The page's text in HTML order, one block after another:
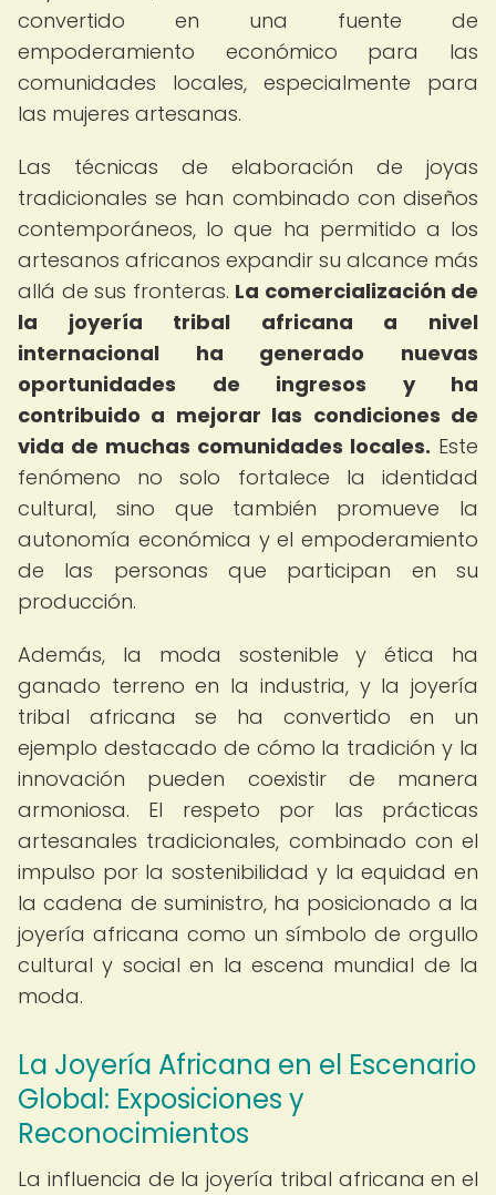
convertido en una fuente de
empoderamiento económico para las
comunidades locales, especialmente para
las mujeres artesanas.
Las técnicas de elaboración de joyas
tradicionales se han combinado con diseños
contemporáneos, lo que ha permitido a los
artesanos africanos expandir su alcance más
allá de sus fronteras. La comercialización de
la joyería tribal africana a nivel
internacional ha generado nuevas
oportunidades de ingresos y ha
contribuido a mejorar las condiciones de
vida de muchas comunidades locales. Este
fenómeno no solo fortalece la identidad
cultural, sino que también promueve la
autonomía económica y el empoderamiento
de las personas que participan en su
producción.
Además, la moda sostenible y ética ha
ganado terreno en la industria, y la joyería
tribal africana se ha convertido en un
ejemplo destacado de cómo la tradición y la
innovación pueden coexistir de manera
armoniosa. El respeto por las prácticas
artesanales tradicionales, combinado con el
impulso por la sostenibilidad y la equidad en
la cadena de suministro, ha posicionado a la
joyería africana como un símbolo de orgullo
cultural y social en la escena mundial de la
moda.
La Joyería Africana en el Escenario
Global: Exposiciones y
Reconocimientos
La influencia de la joyería tribal africana en el